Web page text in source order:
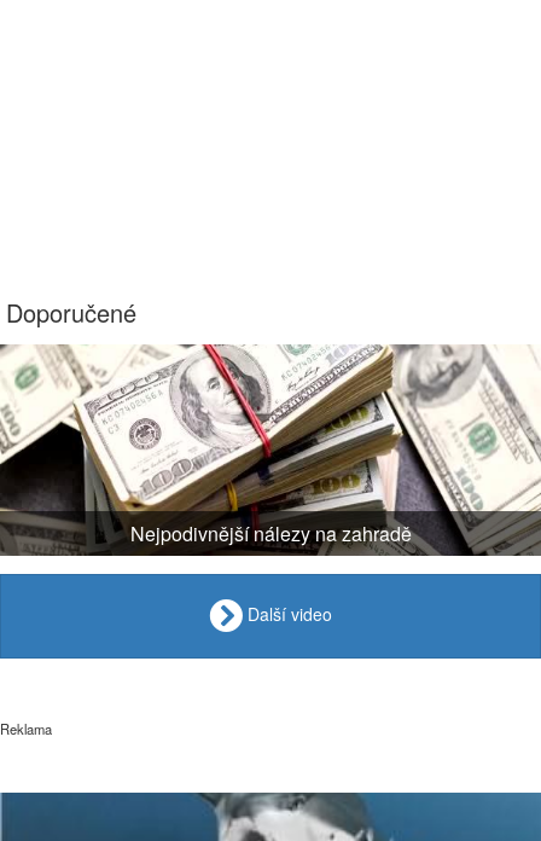
Doporučené
Nejpodivnější nálezy na zahradě
Další video
Reklama